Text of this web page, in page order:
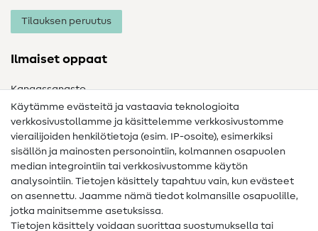
Tilauksen peruutus
Ilmaiset oppaat
Kangassanasto
Ompelusanasto
Ompeluohjeet
Apua ja yhteystiedot
Yhteystiedot
Tietoa omistajanvaihdoksesta
Käytämme evästeitä ja vastaavia teknologioita
verkkosivustollamme ja käsittelemme verkkosivustomme
vierailijoiden henkilötietoja (esim. IP-osoite), esimerkiksi
sisällön ja mainosten personointiin, kolmannen osapuolen
median integrointiin tai verkkosivustomme käytön
analysointiin. Tietojen käsittely tapahtuu vain, kun evästeet
on asennettu. Jaamme nämä tiedot kolmansille osapuolille,
jotka mainitsemme asetuksissa.
Tietojen käsittely voidaan suorittaa suostumuksella tai